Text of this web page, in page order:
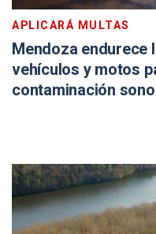
APLICARÁ MULTAS
Mendoza
vehículos y motos
contaminación